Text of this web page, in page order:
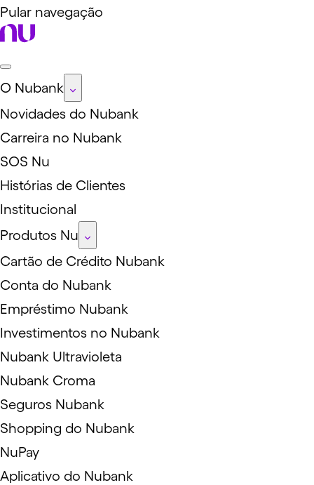
Pular navegação
O Nubank
Novidades do Nubank
Carreira no Nubank
SOS Nu
Histórias de Clientes
Institucional
Produtos Nu
Cartão de Crédito Nubank
Conta do Nubank
Empréstimo Nubank
Investimentos no Nubank
Nubank Ultravioleta
Nubank Croma
Seguros Nubank
Shopping do Nubank
NuPay
Aplicativo do Nubank